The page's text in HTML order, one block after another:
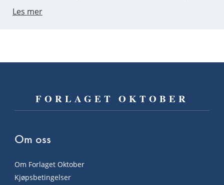
Les mer
FORLAGET OKTOBER
Om oss
Om Forlaget Oktober
Kjøpsbetingelser